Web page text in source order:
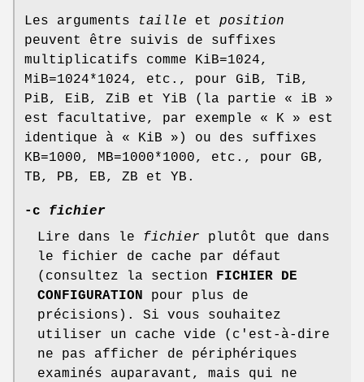
Les arguments taille et position
peuvent être suivis de suffixes
multiplicatifs comme KiB=1024,
MiB=1024*1024, etc., pour GiB, TiB,
PiB, EiB, ZiB et YiB (la partie « iB »
est facultative, par exemple « K » est
identique à « KiB ») ou des suffixes
KB=1000, MB=1000*1000, etc., pour GB,
TB, PB, EB, ZB et YB.
-c fichier
Lire dans le fichier plutôt que dans
le fichier de cache par défaut
(consultez la section FICHIER DE
CONFIGURATION pour plus de
précisions). Si vous souhaitez
utiliser un cache vide (c'est-à-dire
ne pas afficher de périphériques
examinés auparavant, mais qui ne